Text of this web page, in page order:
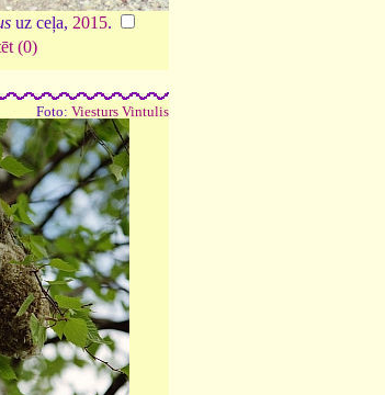
uz ceļa, 2015.
(0)
Foto: Viesturs Vintulis